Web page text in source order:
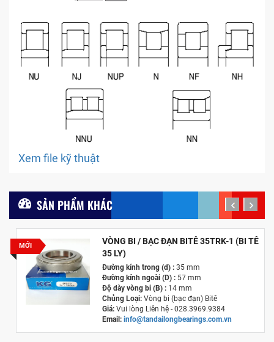
Xem file kỹ thuật
SẢN PHẨM KHÁC
MỚI
VÒNG BI / BẠC ĐẠN BITÊ 35TRK-1 (BI TÊ
35 LY)
Đường kính trong (d) :35 mm
Đường kính ngoài (D) :57 mm
Độ dày vòng bi (B) :14 mm
Chủng Loại: Vòng bi (bạc đạn) Bitê
Giá:Vui lòng Liên hệ - 028.3969.9384
Email: info@tandailongbearings.com.vn
prev next